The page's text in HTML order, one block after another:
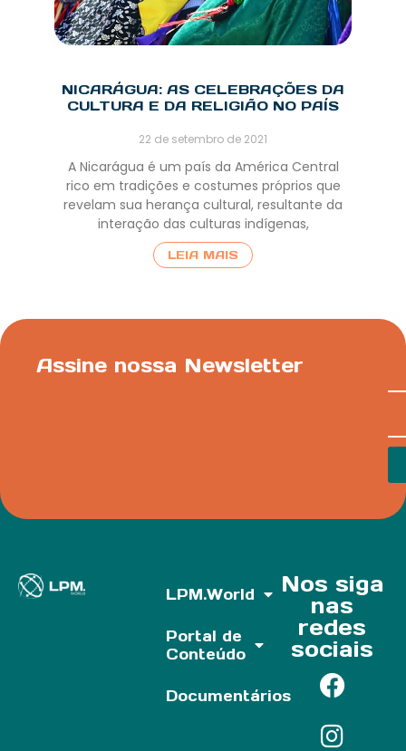
NICARÁGUA: AS CELEBRAÇÕES DA
CULTURA E DA RELIGIÃO NO PAÍS
22 de setembro de 2021
A Nicarágua é um país da América Central
rico em tradições e costumes próprios que
revelam sua herança cultural, resultante da
interação das culturas indígenas,
LEIA MAIS
Assine nossa Newsletter
LPM.World
Portal de
Conteúdo
Documentários
Nos siga
nas
redes
sociais